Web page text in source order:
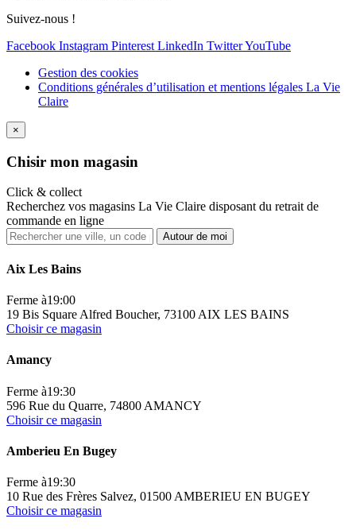
Suivez-nous !
Facebook Instagram Pinterest LinkedIn TwitterYouTube
Gestion des cookies
Conditions générales d’utilisation et mentions légales La Vie
Claire
×
Chisir mon magasin
Click & collect
Recherchez vos magasins La Vie Claire disposant du retrait de
commande en ligne
Autour de moi
Aix Les Bains
Ferme à19:00
19 Bis Square Alfred Boucher, 73100 AIX LES BAINS
Choisir ce magasin
Amancy
Ferme à19:30
596 Rue du Quarre, 74800 AMANCY
Choisir ce magasin
Amberieu En Bugey
Ferme à19:30
10 Rue des Frères Salvez, 01500 AMBERIEU EN BUGEY
Choisir ce magasin